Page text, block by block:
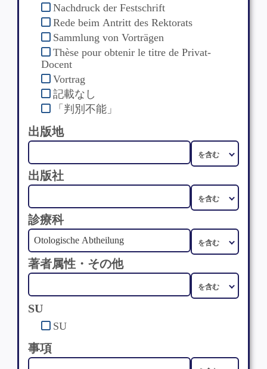
Nachdruck der Festschrift
Rede beim Antritt des Rektorats
Sammlung von Vorträgen
Thèse pour obtenir le titre de Privat-
Docent
Vortrag
記載なし
「判別不能」
出版地
出版社
診療科
著者属性・その他
SU
SU
事項